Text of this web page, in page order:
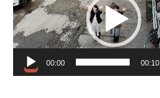
プ
レ
ー
ヤ
00:00 00:10